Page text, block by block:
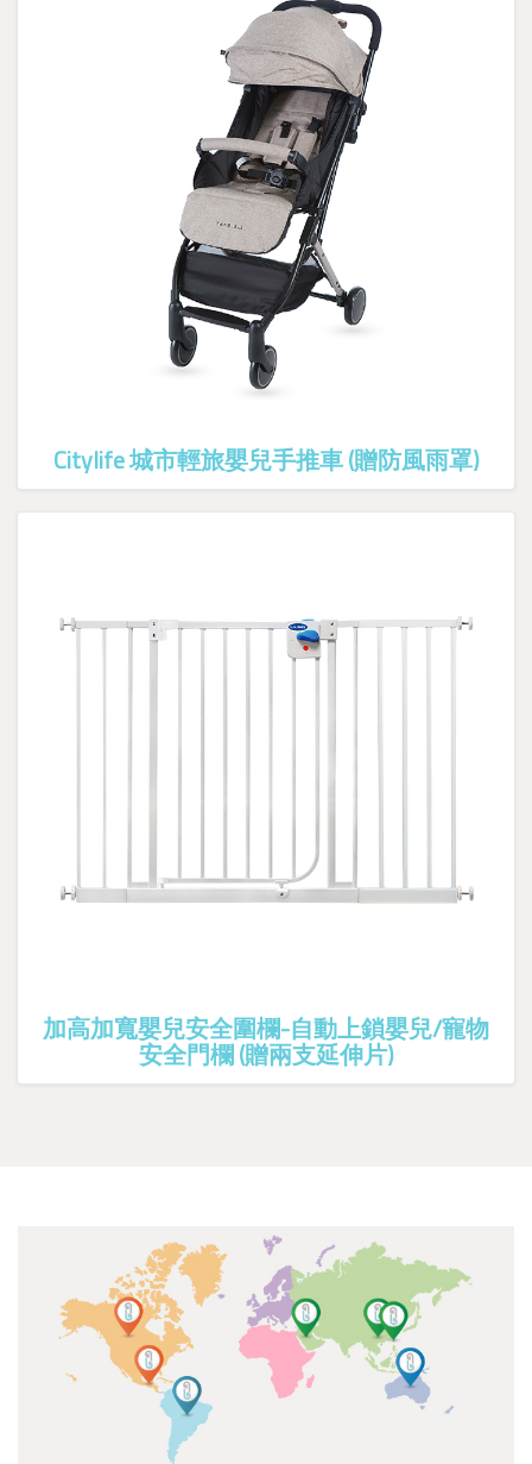
Citylife 城市輕旅嬰兒手推車 (贈防風雨罩)
加高加寬嬰兒安全圍欄-自動上鎖嬰兒/寵物
安全門欄 (贈兩支延伸片)